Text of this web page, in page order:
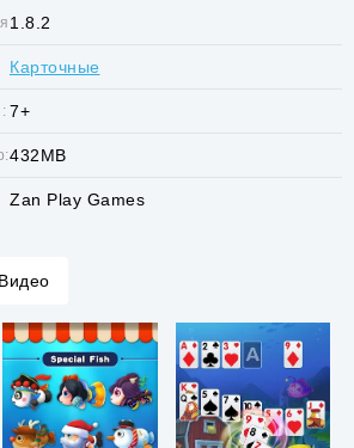
1.8.2
Карточные
7+
432MB
Zan Play Games
Видео